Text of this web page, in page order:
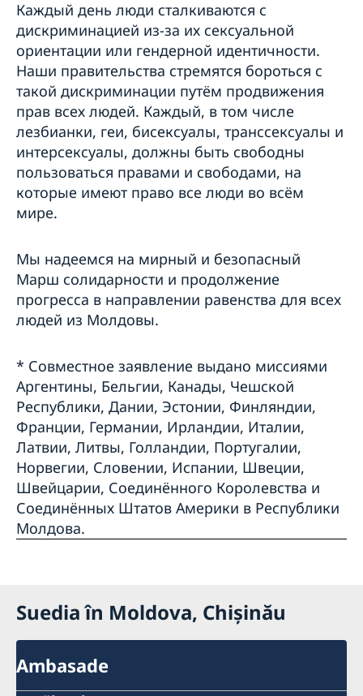
Каждый день люди сталкиваются с
дискриминацией из-за их сексуальной
ориентации или гендерной идентичности.
Наши правительства стремятся бороться с
такой дискриминации путём продвижения
прав всех людей. Каждый, в том числе
лезбианки, геи, бисексуалы, транссексуалы и
интерсексуалы, должны быть свободны
пользоваться правами и свободами, на
которые имеют право все люди во всём
мире.
Мы надеемся на мирный и безопасный
Марш солидарности и продолжение
прогресса в направлении равенства для всех
людей из Молдовы.
* Совместное заявление выдано миссиями
Аргентины, Бельгии, Канады, Чешской
Республики, Дании, Эстонии, Финляндии,
Франции, Германии, Ирландии, Италии,
Латвии, Литвы, Голландии, Португалии,
Норвегии, Словении, Испании, Швеции,
Швейцарии, Соединённого Королевства и
Соединённых Штатов Америки в Республики
Молдова.
Suedia în Moldova, Chișinău
Ambasade